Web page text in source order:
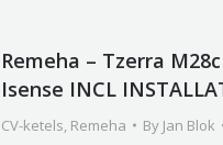
Remeha – Tzerra
Isense INCL
CV-ketels, Remeha By Jan Blok